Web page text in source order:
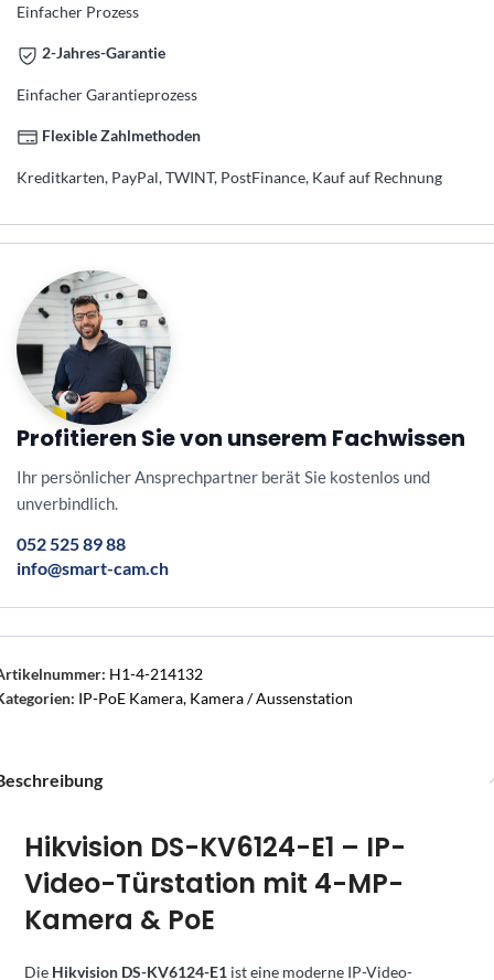
Einfacher Prozess
2-Jahres-Garantie
Einfacher Garantieprozess
Flexible Zahlmethoden
Kreditkarten, PayPal, TWINT, PostFinance, Kauf auf Rechnung
Profitieren Sie von unserem Fachwissen
Ihr persönlicher Ansprechpartner berät Sie kostenlos und
unverbindlich.
052 525 89 88
info@smart-cam.ch
H1-4-214132
IP-PoE Kamera, Kamera / Aussenstation
Hikvision DS-KV6124-E1 – IP-
Video-Türstation mit 4-MP-
Kamera & PoE
Die Hikvision DS-KV6124-E1 ist eine moderne IP-Video-